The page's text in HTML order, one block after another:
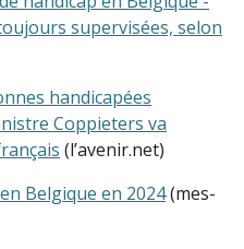
supervisées, selon
handicapées
Coppieters va
(l’avenir.net)
Belgique en 2024(mes-